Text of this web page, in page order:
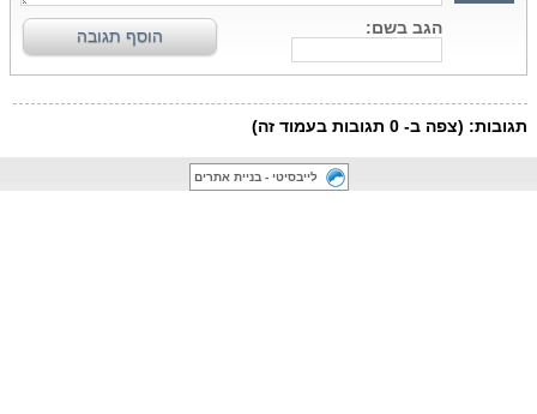
לייבסיטי - בניית אתרים